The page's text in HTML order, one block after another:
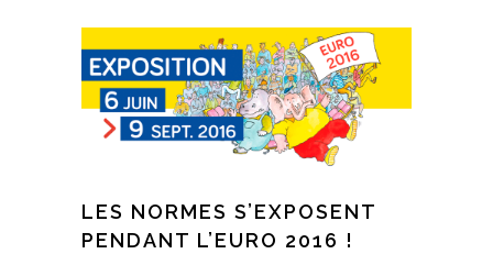
LES NORMES S’EXPOSENT
PENDANT L’EURO 2016 !